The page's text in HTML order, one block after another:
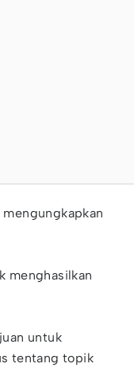
menghasilkan
untuk
tentang topik